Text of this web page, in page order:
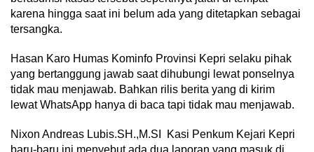
karena hingga saat ini belum ada yang ditetapkan sebagai
tersangka.
Hasan Karo Humas Kominfo Provinsi Kepri selaku pihak
yang bertanggung jawab saat dihubungi lewat ponselnya
tidak mau menjawab. Bahkan rilis berita yang di kirim
lewat WhatsApp hanya di baca tapi tidak mau menjawab.
Nixon Andreas Lubis.SH.,M.SI Kasi Penkum Kejari Kepri